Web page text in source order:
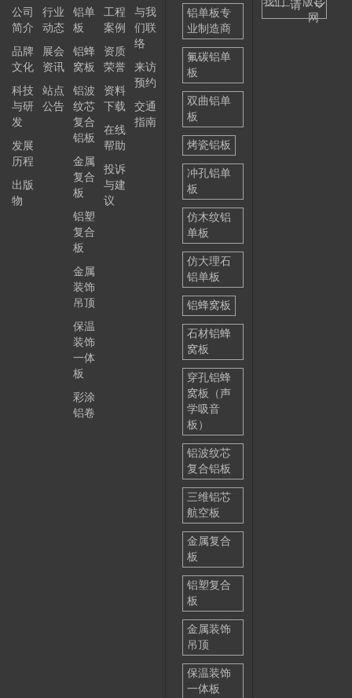
公司
简介
品牌
文化
科技
与研
发
发展
历程
出版
物
行业
动态
展会
资讯
站点
公告
铝单
板
铝蜂
窝板
铝波
纹芯
复合
铝板
金属
复合
板
铝塑
复合
板
金属
装饰
吊顶
保温
装饰
一体
板
彩涂
铝卷
工程
案例
资质
荣誉
资料
下载
在线
帮助
投诉
与建
议
与我
们联
络
来访
预约
交通
指南
铝单板专
业制造商
氟碳铝单
板
双曲铝单
板
烤瓷铝板
冲孔铝单
板
仿木纹铝
单板
仿大理石
铝单板
铝蜂窝板
石材铝蜂
窝板
穿孔铝蜂
窝板（声
学吸音
板）
铝波纹芯
复合铝板
三维铝芯
航空板
金属复合
板
铝塑复合
板
金属装饰
吊顶
保温装饰
一体板
网
——请